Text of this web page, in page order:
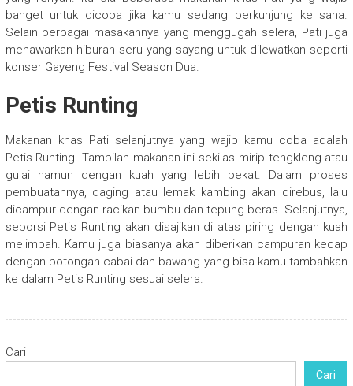
banget untuk dicoba jika kamu sedang berkunjung ke sana.
Selain berbagai masakannya yang menggugah selera, Pati juga
menawarkan hiburan seru yang sayang untuk dilewatkan seperti
konser Gayeng Festival Season Dua.
Petis Runting
Makanan khas Pati selanjutnya yang wajib kamu coba adalah
Petis Runting. Tampilan makanan ini sekilas mirip tengkleng atau
gulai namun dengan kuah yang lebih pekat. Dalam proses
pembuatannya, daging atau lemak kambing akan direbus, lalu
dicampur dengan racikan bumbu dan tepung beras. Selanjutnya,
seporsi Petis Runting akan disajikan di atas piring dengan kuah
melimpah. Kamu juga biasanya akan diberikan campuran kecap
dengan potongan cabai dan bawang yang bisa kamu tambahkan
ke dalam Petis Runting sesuai selera.
Cari
Cari